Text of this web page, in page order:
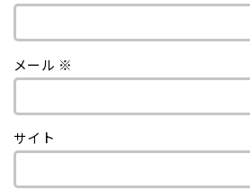
メール ※
サイト